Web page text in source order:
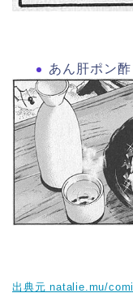
あん肝ポン酢
出典元 natalie.mu/